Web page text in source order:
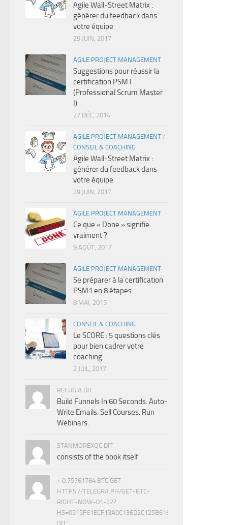
Agile Wall-Street Matrix :
générer du feedback dans
votre équipe
29 JUIN, 2017
AGILE PROJECT MANAGEMENT
Suggestions pour réussir la
certification PSM I
(Professional Scrum Master
I)
27 DÉC, 2014
AGILE PROJECT MANAGEMENT /
CONSEIL & COACHING
Agile Wall-Street Matrix :
générer du feedback dans
votre équipe
29 JUIN, 2017
AGILE PROJECT MANAGEMENT
Ce que « Done » signifie
vraiment ?
9 AOÛT, 2017
AGILE PROJECT MANAGEMENT
Se préparer à la certification
PSM1 en 8 étapes
8 MAI, 2015
CONSEIL & COACHING
Le SCORE : 5 questions clés
pour bien cadrer votre
coaching
2 JUIL, 2017
REFUGIA DIT
Build Funnels In 60 Seconds. Auto-
Write Emails. Sell Courses. Run
Webinars.
STANMOREXQC DIT
consists of the book itself
+ 0.75761764 BTC.GET -
HTTPS://TELEGRA.PH/GET-BTC-
RIGHT-NOW-01-22?
HS=0515F61ECF13A0C136D2C125B61616C1&
DIT